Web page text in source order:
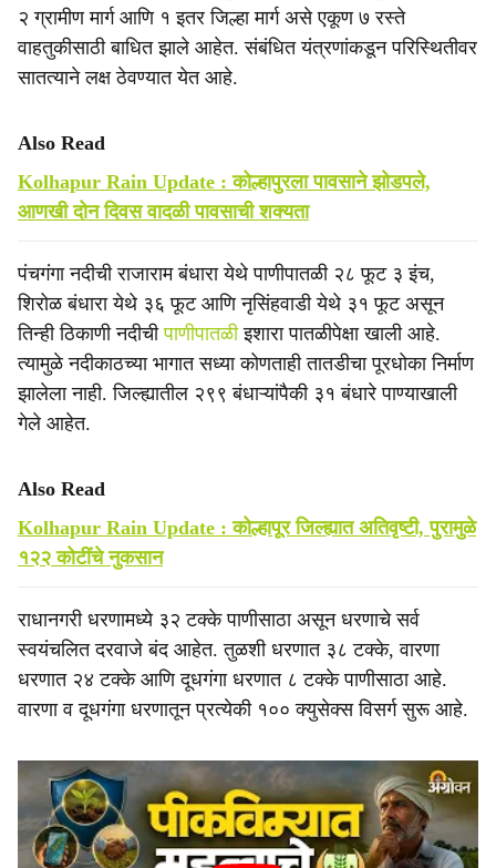
२ ग्रामीण मार्ग आणि १ इतर जिल्हा मार्ग असे एकूण ७ रस्ते
वाहतुकीसाठी बाधित झाले आहेत. संबंधित यंत्रणांकडून परिस्थितीवर
सातत्याने लक्ष ठेवण्यात येत आहे.
Also Read
Kolhapur Rain Update : कोल्हापुरला पावसाने झोडपले,
आणखी दोन दिवस वादळी पावसाची शक्यता
पंचगंगा नदीची राजाराम बंधारा येथे पाणीपातळी २८ फूट ३ इंच,
शिरोळ बंधारा येथे ३६ फूट आणि नृसिंहवाडी येथे ३१ फूट असून
तिन्ही ठिकाणी नदीचीपाणीपातळीइशारा पातळीपेक्षा खाली आहे.
त्यामुळे नदीकाठच्या भागात सध्या कोणताही तातडीचा पूरधोका निर्माण
झालेला नाही. जिल्ह्यातील २९९ बंधाऱ्यांपैकी ३१ बंधारे पाण्याखाली
गेले आहेत.
Also Read
Kolhapur Rain Update : कोल्हापूर जिल्ह्यात अतिवृष्टी, पुरामुळे
१२२ कोटींचे नुकसान
राधानगरी धरणामध्ये ३२ टक्के पाणीसाठा असून धरणाचे सर्व
स्वयंचलित दरवाजे बंद आहेत. तुळशी धरणात ३८ टक्के, वारणा
धरणात २४ टक्के आणि दूधगंगा धरणात ८ टक्के पाणीसाठा आहे.
वारणा व दूधगंगा धरणातून प्रत्येकी १०० क्युसेक्स विसर्ग सुरू आहे.